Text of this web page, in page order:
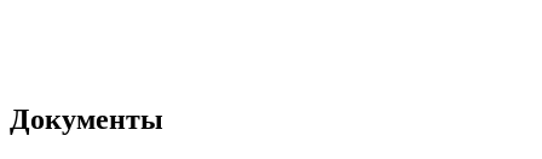
Документы